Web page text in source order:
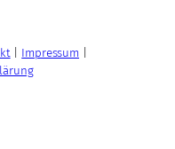
| Impressum